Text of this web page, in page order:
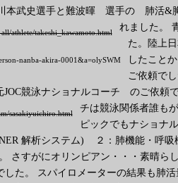
本武史
athlete/takeshi_kawamoto.html
選手と難波暉
nanba-akira-0001&a=olySWM
選手の 肺活&
れました。
た。陸上
したこと
ご依頼で
JOC競泳ナショナルコーチ
sasakiyuichiro.html
のご依頼
チは競泳関係者誰も
ピックでもナショナ
解析システム)
２：肺機能・呼
さすがにオリンピアン・・・素晴ら
た。 スパイロメーターの結果も肺